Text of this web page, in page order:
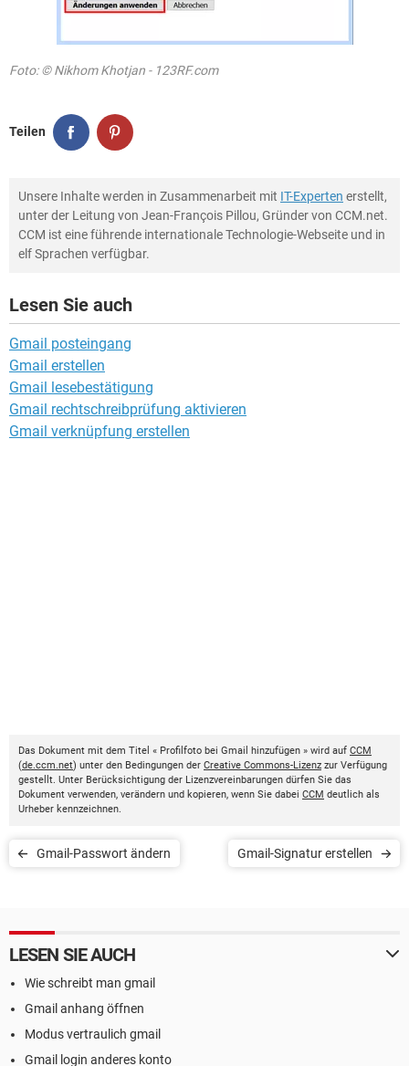
Foto: © Nikhom Khotjan - 123RF.com
Teilen
Unsere Inhalte werden in Zusammenarbeit mit IT-Experten erstellt,
unter der Leitung von Jean-François Pillou, Gründer von CCM.net.
CCM ist eine führende internationale Technologie-Webseite und in
elf Sprachen verfügbar.
Lesen Sie auch
Gmail posteingang
Gmail erstellen
Gmail lesebestätigung
Gmail rechtschreibprüfung aktivieren
Gmail verknüpfung erstellen
Das Dokument mit dem Titel « Profilfoto bei Gmail hinzufügen » wird auf CCM
(de.ccm.net) unter den Bedingungen der Creative Commons-Lizenz zur Verfügung
gestellt. Unter Berücksichtigung der Lizenzvereinbarungen dürfen Sie das
Dokument verwenden, verändern und kopieren, wenn Sie dabei CCM deutlich als
Urheber kennzeichnen.
Gmail-Passwort ändern Gmail-Signatur erstellen
LESEN SIE AUCH
Wie schreibt man gmail
Gmail anhang öffnen
Modus vertraulich gmail
Gmail login anderes konto